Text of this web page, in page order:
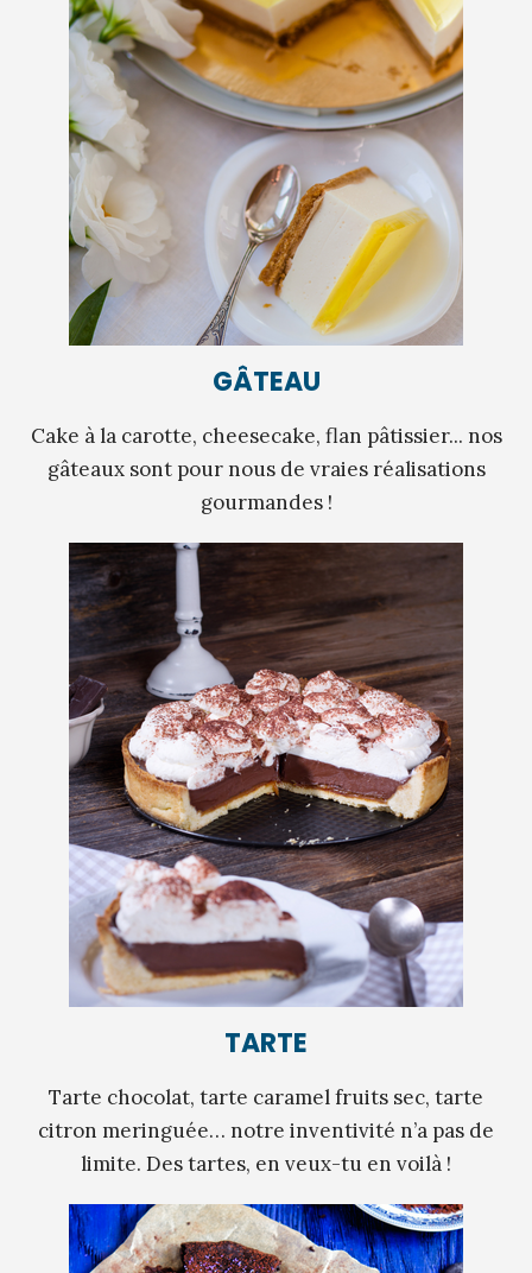
GÂTEAU
Cake à la carotte, cheesecake, flan pâtissier... nos
gâteaux sont pour nous de vraies réalisations
gourmandes !
TARTE
Tarte chocolat, tarte caramel fruits sec, tarte
citron meringuée… notre inventivité n’a pas de
limite. Des tartes, en veux-tu en voilà !